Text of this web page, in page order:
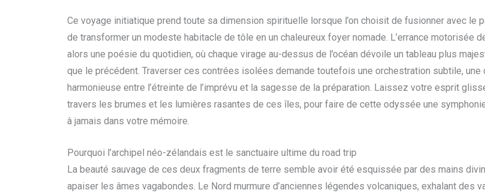
Ce voyage initiatique prend toute sa dimension spirituelle lorsque l’on choisit de fusionner avec le
de transformer un modeste habitacle de tôle en un chaleureux foyer nomade. L’errance motorisée
alors une poésie du quotidien, où chaque virage au-dessus de l’océan dévoile un tableau plus
que le précédent. Traverser ces contrées isolées demande toutefois une orchestration subtile, une
harmonieuse entre l’étreinte de l’imprévu et la sagesse de la préparation. Laissez votre esprit
travers les brumes et les lumières rasantes de ces îles, pour faire de cette odyssée une
à jamais dans votre mémoire.
Pourquoi l’archipel néo-zélandais est le sanctuaire ultime du road trip
La beauté sauvage de ces deux fragments de terre semble avoir été esquissée par des mains
apaiser les âmes vagabondes. Le Nord murmure d’anciennes légendes volcaniques, exhalant des